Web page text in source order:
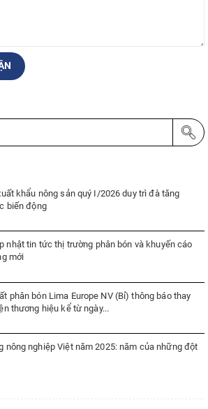
khẩu nông sản quý I/2026 duy trì đà tăng
biến động
nhật tin tức thị trường phân bón và khuyến cáo
mới
phân bón Lima Europe NV (Bỉ) thông báo thay
thương hiệu kể từ ngày...
nông nghiệp Việt năm 2025: năm của những đột